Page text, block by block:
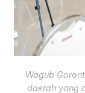
Wagub
daerah yang